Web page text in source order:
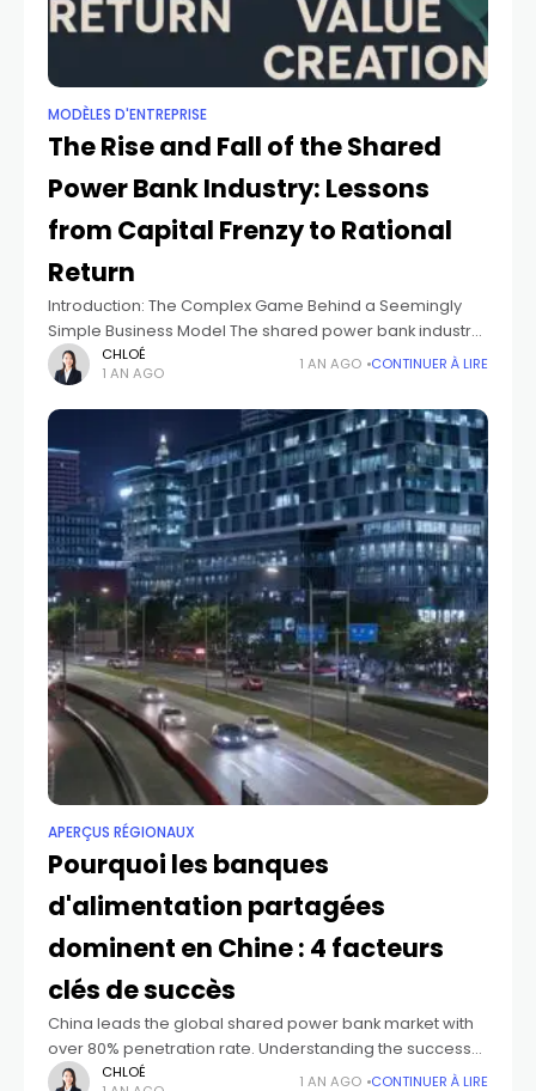
MODÈLES D'ENTREPRISE
The Rise and Fall of the Shared
Power Bank Industry: Lessons
from Capital Frenzy to Rational
Return
Introduction: The Complex Game Behind a Seemingly
Simple Business Model The shared power bank industry,
born in the era of mobile internet, was once the darling
of capital markets. From
CHLOÉ
1 AN AGO
1 AN AGO CONTINUER À LIRE
APERÇUS RÉGIONAUX
Pourquoi les banques
d'alimentation partagées
dominent en Chine : 4 facteurs
clés de succès
China leads the global shared power bank market with
over 80% penetration rate. Understanding the success
factors behind China's power bank sharing boom
CHLOÉ
1 AN AGO CONTINUER À LIRE